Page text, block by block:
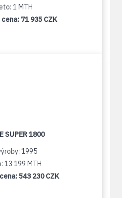
1 MTH
71 935 CZK
SUPER 1800
1995
13 199 MTH
543 230 CZK